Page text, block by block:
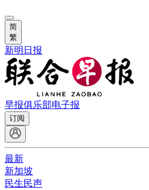
简
繁
新明日报
早报俱乐部电子报
订阅
最新
新加坡
民生民声